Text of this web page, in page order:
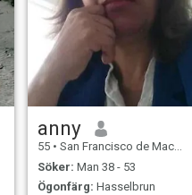
anny
55 • San Francisco de Macorís, Duarte, Dominikanska Rep.
Söker: Man 38 - 53
Ögonfärg: Hasselbrun